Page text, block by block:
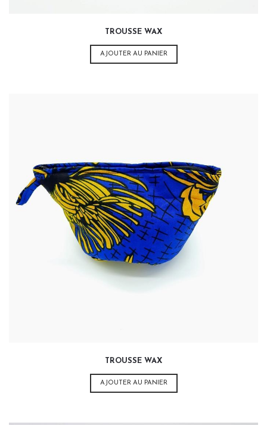
TROUSSE WAX
AJOUTER AU PANIER
14,00€
TROUSSE WAX
AJOUTER AU PANIER